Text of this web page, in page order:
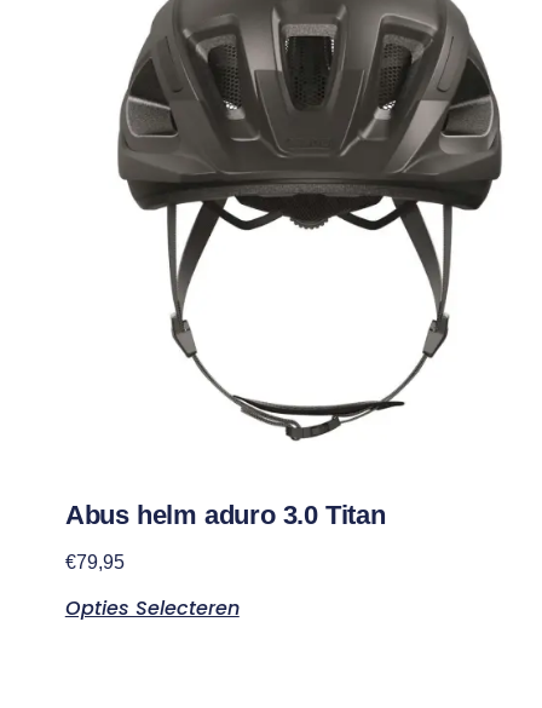
Abus helm aduro 3.0 Titan
€79,95
Opties Selecteren